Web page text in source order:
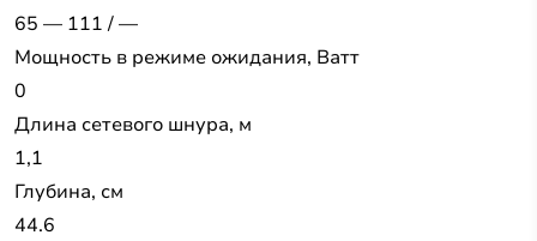
65 — 111 / —
Мощность в режиме ожидания, Ватт
0
Длина сетевого шнура, м
1,1
Глубина, см
44.6